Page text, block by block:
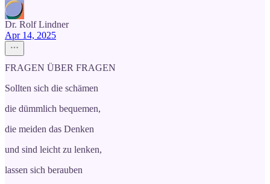
Dr. Rolf Lindner
Apr 14, 2025
FRAGEN ÜBER FRAGEN
Sollten sich die schämen
die dümmlich bequemen,
die meiden das Denken
und sind leicht zu lenken,
lassen sich berauben